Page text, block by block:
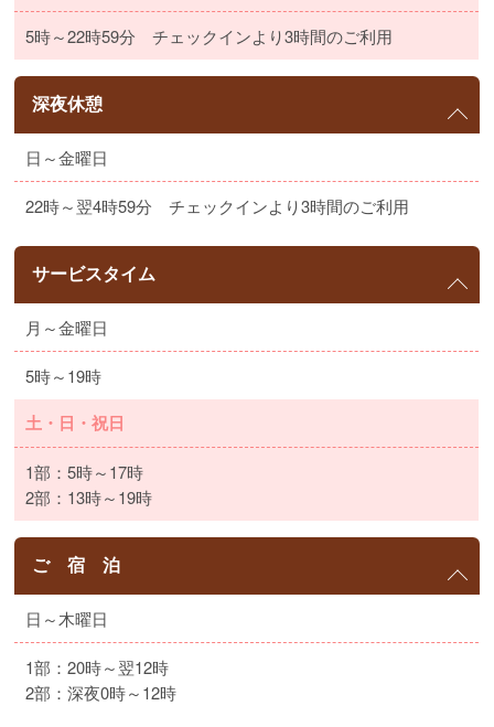
5時～22時59分 チェックインより3時間のご利用
深夜休憩
日～金曜日
22時～翌4時59分 チェックインより3時間のご利用
サービスタイム
月～金曜日
5時～19時
土・日・祝日
1部：5時～17時
2部：13時～19時
ご 宿 泊
日～木曜日
1部：20時～翌12時
2部：深夜0時～12時